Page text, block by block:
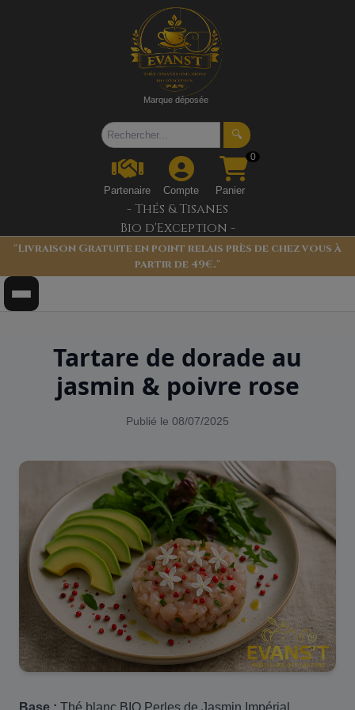
Marque déposée
🔍
Partenaire Compte
0
Panier
- Thés & Tisanes
Bio d'Exception -
"Livraison Gratuite en point relais près de chez vous à
partir de 49€."
Tartare de dorade au
jasmin & poivre rose
Publié le 08/07/2025
Base : Thé blanc BIO Perles de Jasmin Impérial